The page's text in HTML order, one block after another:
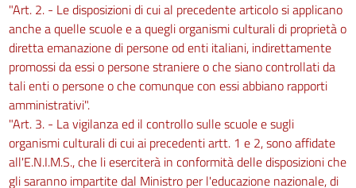
"Art. 2. - Le disposizioni di cui al precedente articolo si applicano
anche a quelle scuole e a quegli organismi culturali di proprietà o
diretta emanazione di persone od enti italiani, indirettamente
promossi da essi o persone straniere o che siano controllati da
tali enti o persone o che comunque con essi abbiano rapporti
amministrativi".
"Art. 3. - La vigilanza ed il controllo sulle scuole e sugli
organismi culturali di cui ai precedenti artt. 1 e 2, sono affidate
all'E.N.I.M.S., che li eserciterà in conformità delle disposizioni che
gli saranno impartite dal Ministro per l'educazione nazionale, di